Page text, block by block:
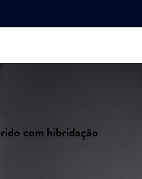
com hibridação